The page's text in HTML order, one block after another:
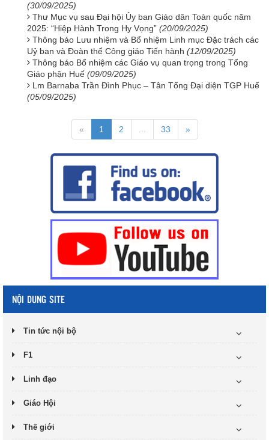
(30/09/2025)
Thư Mục vụ sau Đại hội Ủy ban Giáo dân Toàn quốc năm
2025: “Hiệp Hành Trong Hy Vọng” (20/09/2025)
Thông báo Lưu nhiệm và Bổ nhiệm Linh mục Đặc trách các
Uỷ ban và Đoàn thể Công giáo Tiến hành (12/09/2025)
Thông báo Bổ nhiệm các Giáo vụ quan trọng trong Tổng
Giáo phận Huế (09/09/2025)
Lm Barnaba Trần Đình Phục – Tân Tổng Đại diện TGP Huế
(05/09/2025)
« 1 2 ... 33 »
NỘI DUNG SITE
Tin tức nội bộ
F1
Linh đạo
Giáo Hội
Thế giới